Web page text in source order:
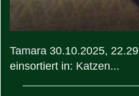
Tamara 30.10.2025, 22.29
einsortiert in: Katzen...